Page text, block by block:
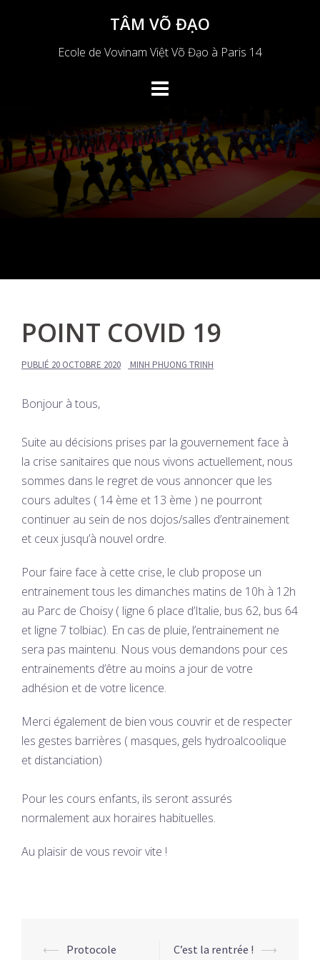
TÂM VÕ ĐẠO
Ecole de Vovinam Việt Võ Đạo à Paris 14
POINT COVID 19
PUBLIÉ 20 OCTOBRE 2020 MINH PHUONG TRINH
​Bonjour à tous,
Suite au décisions prises par la gouvernement face à
la crise sanitaires que nous vivons actuellement, nous
sommes dans le regret de vous annoncer que les
cours adultes ( 14 ème et 13 ème ) ne pourront
continuer au sein de nos dojos/salles d’entrainement
et ceux jusqu’à nouvel ordre.
Pour faire face à cette crise, le club propose un
entrainement tous les dimanches matins de 10h à 12h
au Parc de Choisy ( ligne 6 place d’Italie, bus 62, bus 64
et ligne 7 tolbiac). En cas de pluie, l’entrainement ne
sera pas maintenu. Nous vous demandons pour ces
entrainements d’être au moins a jour de votre
adhésion et de votre licence.
Merci également de bien vous couvrir et de respecter
les gestes barrières ( masques, gels hydroalcoolique
et distanciation)
Pour les cours enfants, ils seront assurés
normalement aux horaires habituelles.
Au plaisir de vous revoir vite !
Navigation
⟵ Protocole
C’est la rentrée ! ⟶